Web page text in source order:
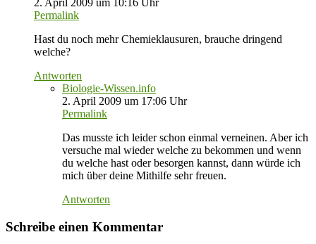
2. April 2009 um 10:16 Uhr
Permalink
Hast du noch mehr Chemieklausuren, brauche dringend
welche?
Antworten
Biologie-Wissen.info
2. April 2009 um 17:06 Uhr
Permalink
Das musste ich leider schon einmal verneinen. Aber ich
versuche mal wieder welche zu bekommen und wenn
du welche hast oder besorgen kannst, dann würde ich
mich über deine Mithilfe sehr freuen.
Antworten
Schreibe einen Kommentar